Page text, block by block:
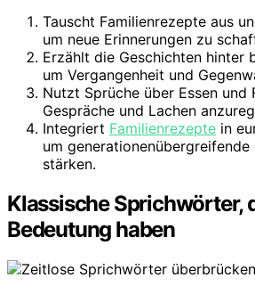
Tauscht Familienrezepte aus
um neue Erinnerungen zu
Erzählt die Geschichten hinter
um Vergangenheit und
Nutzt Sprüche über Essen und
Gespräche und Lachen
Integriert Familienrezepte in
um generationenübergreifende
stärken.
Klassische Sprichwörter,
Bedeutung haben